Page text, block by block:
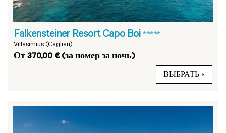
Falkensteiner Resort Capo Boi *****
Villasimius (Cagliari)
От 370,00 € (за номер за ночь)
ВЫБРАТЬ